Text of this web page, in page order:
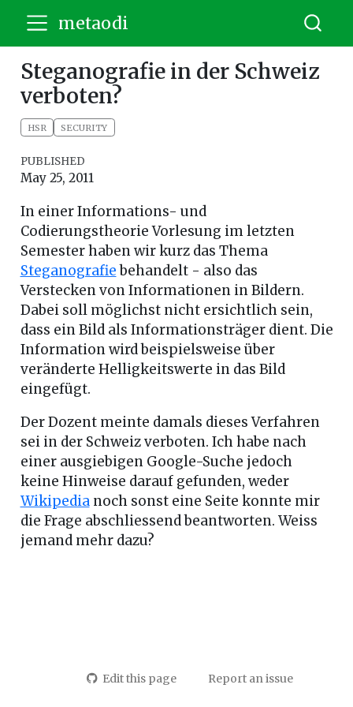
metaodi
Steganografie in der Schweiz
verboten?
HSR SECURITY
PUBLISHED
May 25, 2011
In einer Informations- und
Codierungstheorie Vorlesung im letzten
Semester haben wir kurz das Thema
Steganografiebehandelt - also das
Verstecken von Informationen in Bildern.
Dabei soll möglichst nicht ersichtlich sein,
dass ein Bild als Informationsträger dient. Die
Information wird beispielsweise über
veränderte Helligkeitswerte in das Bild
eingefügt.
Der Dozent meinte damals dieses Verfahren
sei in der Schweiz verboten. Ich habe nach
einer ausgiebigen Google-Suche jedoch
keine Hinweise darauf gefunden, weder
Wikipedianoch sonst eine Seite konnte mir
die Frage abschliessend beantworten. Weiss
jemand mehr dazu?
Edit this page Report an issue